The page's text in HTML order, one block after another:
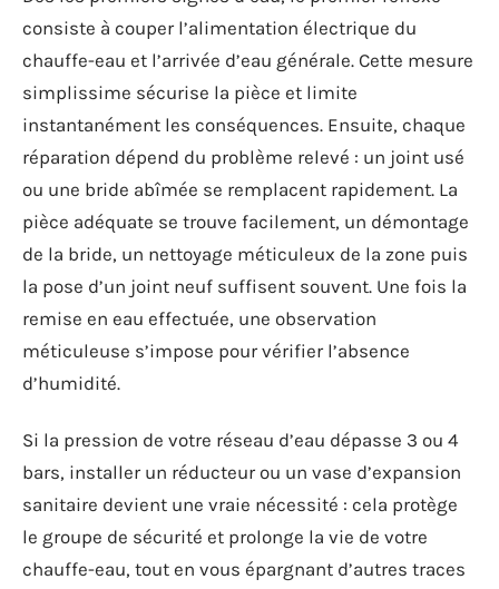
consiste à couper l’alimentation électrique du
chauffe-eau et l’arrivée d’eau générale. Cette mesure
simplissime sécurise la pièce et limite
instantanément les conséquences. Ensuite, chaque
réparation dépend du problème relevé : un joint usé
ou une bride abîmée se remplacent rapidement. La
pièce adéquate se trouve facilement, un démontage
de la bride, un nettoyage méticuleux de la zone puis
la pose d’un joint neuf suffisent souvent. Une fois la
remise en eau effectuée, une observation
méticuleuse s’impose pour vérifier l’absence
d’humidité.
Si la pression de votre réseau d’eau dépasse 3 ou 4
bars, installer un réducteur ou un vase d’expansion
sanitaire devient une vraie nécessité : cela protège
le groupe de sécurité et prolonge la vie de votre
chauffe-eau, tout en vous épargnant d’autres traces